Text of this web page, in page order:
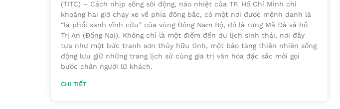
(TITC) – Cách nhịp sống sôi động, náo nhiệt của TP. Hồ Chí Minh chỉ
khoảng hai giờ chạy xe về phía đông bắc, có một nơi được mệnh danh là
“lá phổi xanh vĩnh cửu” của vùng Đông Nam Bộ, đó là rừng Mã Đà và hồ
Trị An (Đồng Nai). Không chỉ là một điểm đến du lịch sinh thái, nơi đây
tựa như một bức tranh sơn thủy hữu tình, một bảo tàng thiên nhiên sống
động lưu giữ những trang lịch sử cùng giá trị văn hóa đặc sắc mời gọi
bước chân người lữ khách.
CHI TIẾT